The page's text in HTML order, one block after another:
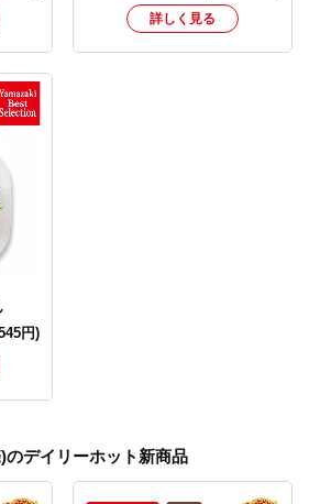
詳しく見る
円)
のデイリーホット新商品